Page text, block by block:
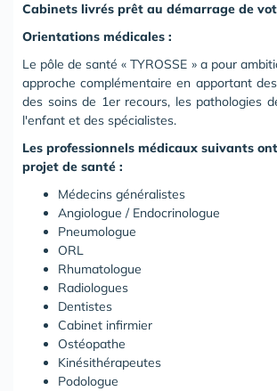
Cabinets livrés prêt au démarrage de
Orientations médicales :
Le pôle de santé « TYROSSE » a pour
approche complémentaire en apportant
des soins de 1er recours, les pathologies
l'enfant et des spécialistes.
Les professionnels médicaux suivants
projet de santé :
Médecins généralistes
Angiologue / Endocrinologue
Pneumologue
ORL
Rhumatologue
Radiologues
Dentistes
Cabinet infirmier
Ostéopathe
Kinésithérapeutes
Podologue